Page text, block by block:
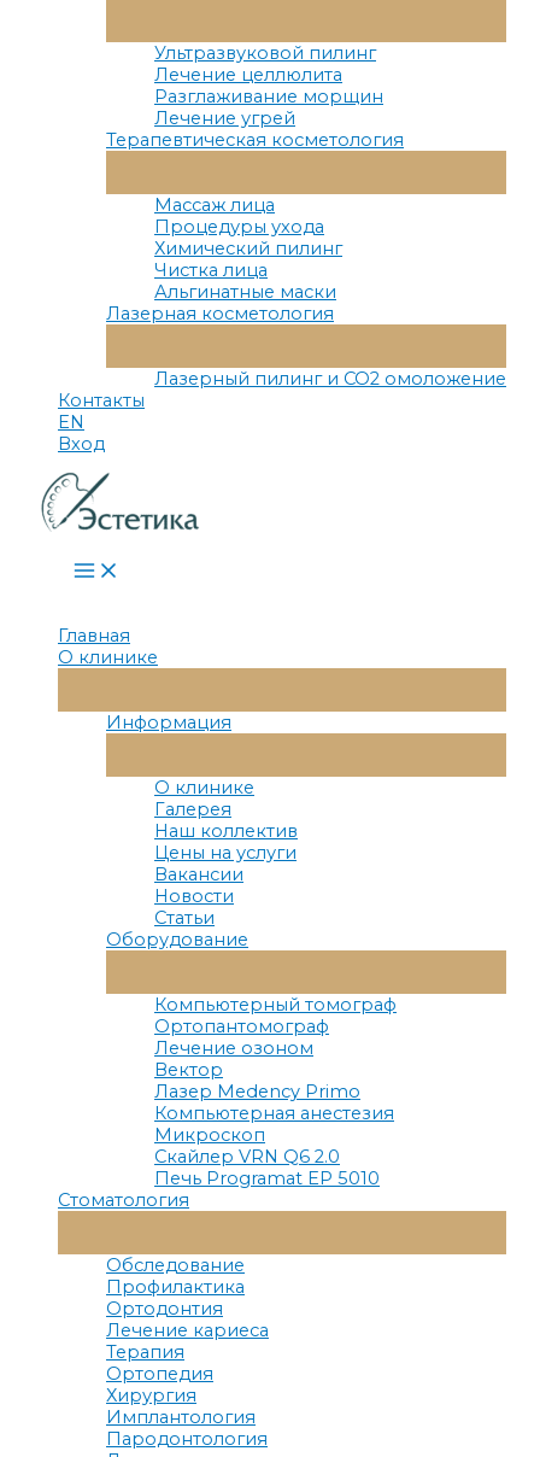
Меню
Ультразвуковой пилинг
Лечение целлюлита
Разглаживание морщин
Лечение угрей
Терапевтическая косметология
Меню
Массаж лица
Процедуры ухода
Химический пилинг
Чистка лица
Альгинатные маски
Лазерная косметология
Меню
Лазерный пилинг и СО2 омоложение
Контакты
EN
Вход
Main
Menu
Главная
О клинике
Меню
Информация
Меню
О клинике
Галерея
Наш коллектив
Цены на услуги
Вакансии
Новости
Статьи
Оборудование
Меню
Компьютерный томограф
Ортопантомограф
Лечение озоном
Вектор
Лазер Medency Primo
Компьютерная анестезия
Микроскоп
Скайлер VRN Q6 2.0
Печь Programat EP 5010
Стоматология
Меню
Обследование
Профилактика
Ортодонтия
Лечение кариеса
Терапия
Ортопедия
Хирургия
Имплантология
Пародонтология